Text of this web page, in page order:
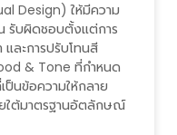
Design) ให้มีความ
รับผิดชอบตั้งแต่การ
ละการปรับโทนสี
& Tone ที่กำหนด
นข้อความให้กลาย
ใต้มาตรฐานอัตลักษณ์